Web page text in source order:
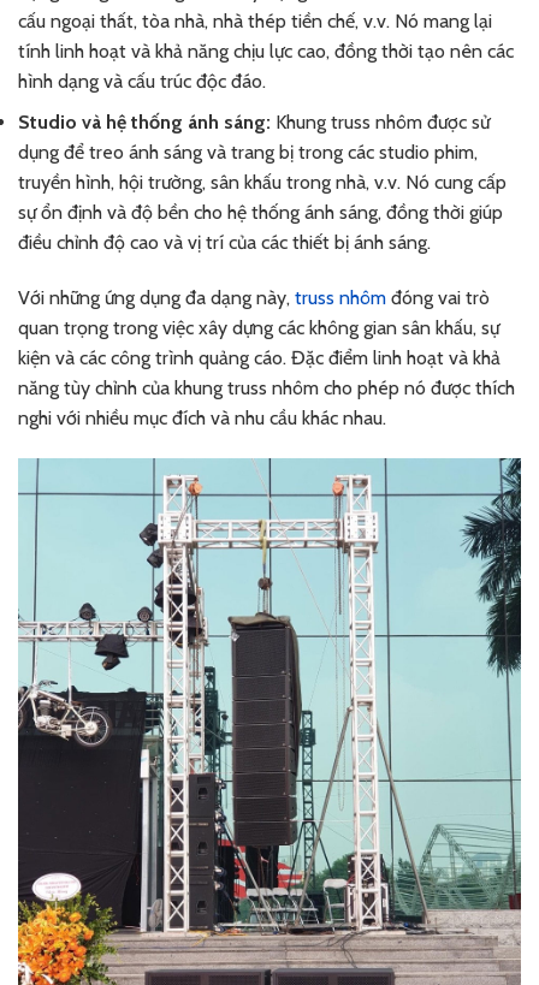
cấu ngoại thất, tòa nhà, nhà thép tiền chế, v.v. Nó mang lại
tính linh hoạt và khả năng chịu lực cao, đồng thời tạo nên các
hình dạng và cấu trúc độc đáo.
Studio và hệ thống ánh sáng: Khung truss nhôm được sử
dụng để treo ánh sáng và trang bị trong các studio phim,
truyền hình, hội trường, sân khấu trong nhà, v.v. Nó cung cấp
sự ổn định và độ bền cho hệ thống ánh sáng, đồng thời giúp
điều chỉnh độ cao và vị trí của các thiết bị ánh sáng.
Với những ứng dụng đa dạng này, truss nhôm đóng vai trò
quan trọng trong việc xây dựng các không gian sân khấu, sự
kiện và các công trình quảng cáo. Đặc điểm linh hoạt và khả
năng tùy chỉnh của khung truss nhôm cho phép nó được thích
nghi với nhiều mục đích và nhu cầu khác nhau.